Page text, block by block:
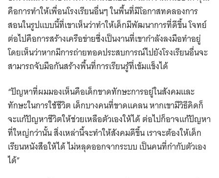
คือการทำให้เพื่อนโรงเรียนอื่นๆ ในพื้นที่มีโอกาสทดลองการ
สอนในรูปแบบนี้ที่เขาเห็นว่าทำให้เด็กมีพัฒนาการที่ดีขึ้น โจทย์
ต่อไปคือการสร้างเครือข่ายซึ่งเป็นงานที่เขากำลังลงมือทำอยู่
โดยเห็นว่าหากมีการถ่ายทอดประสบการณ์ไปยังโรงเรียนอื่นจะ
สามารถจับมือกันสร้างพื้นที่การเรียนรู้ที่เข้มแข็งได้
“ปัญหาที่ผมมองเห็นคือเด็กขาดทักษะการอยู่ในสังคมและ
ทักษะในการใช้ชีวิต เด็กบางคนที่ขาดแคลน หากเขามีวิธีคิดก็
จะแก้ปัญหาชีวิตให้ช่วยเหลือตัวเองให้ได้ ต่อไปก็อาจแก้ปัญหา
ที่ใหญ่กว่านั้น สิ่งเหล่านี้จะทำให้สังคมดีขึ้น เราจะต้องให้เด็ก
เรียนหนังสือให้ได้ ไม่หลุดออกจากระบบ เป็นคนที่กำกับตัวเอง
ได้”